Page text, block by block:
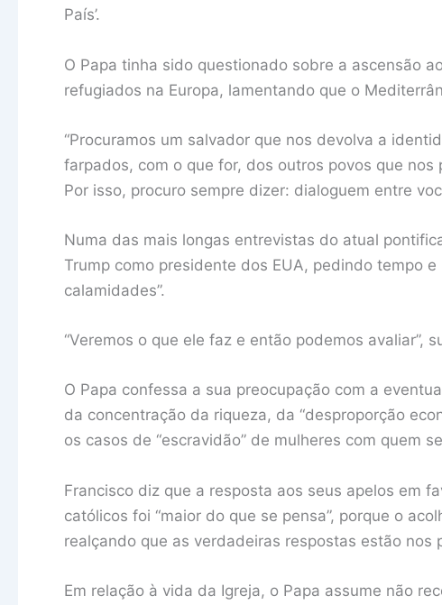
País’.
O Papa tinha sido questionado sobre a ascensão
refugiados na Europa, lamentando que o
“Procuramos um salvador que nos devolva a
farpados, com o que for, dos outros povos que
Por isso, procuro sempre dizer: dialoguem entre
Numa das mais longas entrevistas do atual
Trump como presidente dos EUA, pedindo tempo
calamidades”.
“Veremos o que ele faz e então podemos avaliar”,
O Papa confessa a sua preocupação com a
da concentração da riqueza, da “desproporção
os casos de “escravidão” de mulheres com quem
Francisco diz que a resposta aos seus apelos em
católicos foi “maior do que se pensa”, porque o
realçando que as verdadeiras respostas estão nos
Em relação à vida da Igreja, o Papa assume não